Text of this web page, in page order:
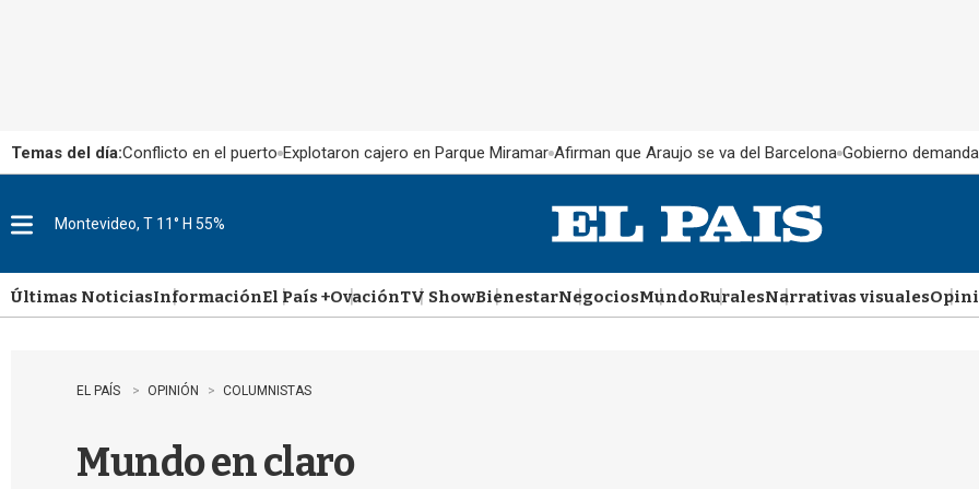
Temas del día:Conflicto en el puerto Explotaron cajero en Parque Miramar Afirman que Araujo se va del Barcelona Gobierno
u
Montevideo, T 11° H 55%
Últimas NoticiasInformaciónEl País +OvaciónTV ShowBienestarNegociosMundoRuralesNarrativas visuales
EL PAÍS OPINIÓN COLUMNISTAS
Mundo en claro